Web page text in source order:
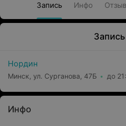
Запись Инфо
Запись
Нордин
Минск, ул. Сурганова, 47Б до
Инфо